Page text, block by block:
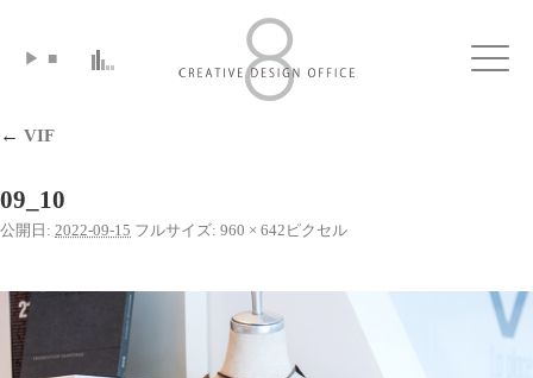
Click
▶ ■
← VIF
09_10
公開日: 2022-09-15 フルサイズ: 960 × 642 ピクセル